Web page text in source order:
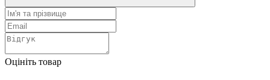
Оцініть товар